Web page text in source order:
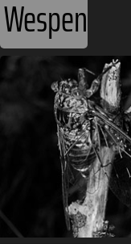
Wespen